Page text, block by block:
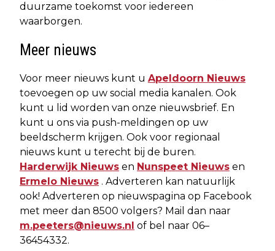
duurzame toekomst voor iedereen
waarborgen.
Meer nieuws
Voor meer nieuws kunt u Apeldoorn Nieuws
toevoegen op uw social media kanalen. Ook
kunt u lid worden van onze nieuwsbrief. En
kunt u ons via push-meldingen op uw
beeldscherm krijgen. Ook voor regionaal
nieuws kunt u terecht bij de buren.
Harderwijk Nieuws en Nunspeet Nieuws en
Ermelo Nieuws . Adverteren kan natuurlijk
ook! Adverteren op nieuwspagina op Facebook
met meer dan 8500 volgers? Mail dan naar
m.peeters@nieuws.nl of bel naar 06–
36454332.